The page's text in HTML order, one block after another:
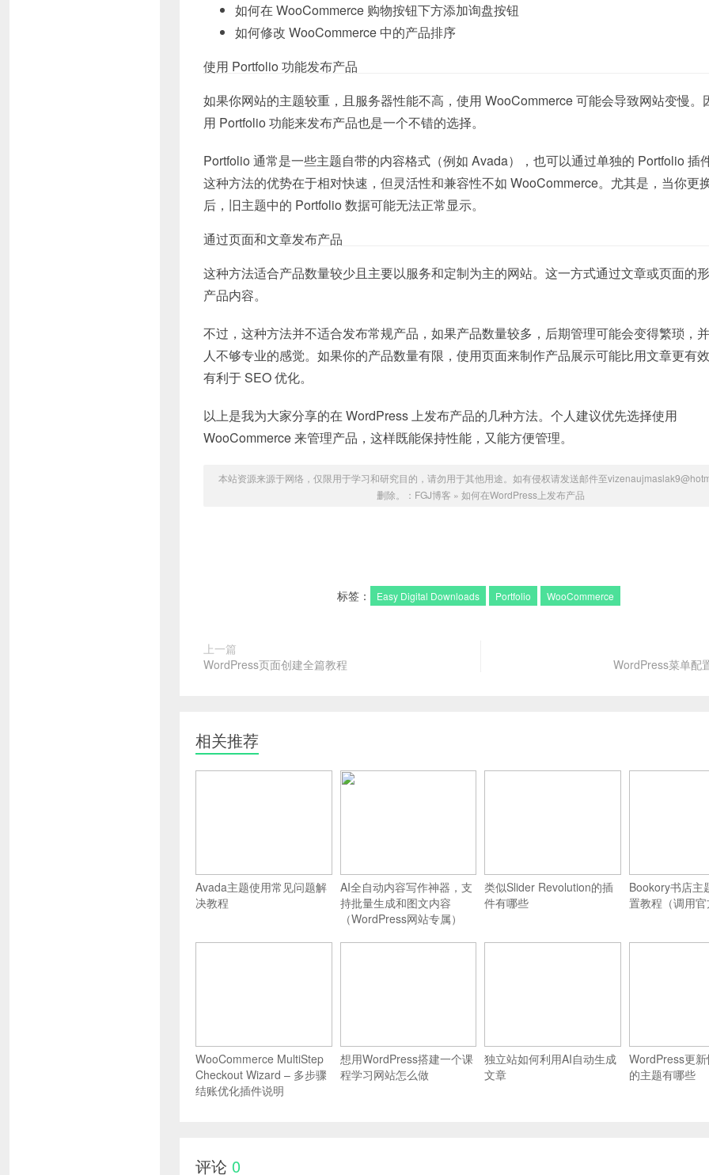
如何在 WooCommerce 购物按钮下方添加询盘按钮
如何修改 WooCommerce 中的产品排序
使用 Portfolio 功能发布产品
如果你网站的主题较重，且服务器性能不高，使用 WooCommerce 可能会导致网站变慢。
用 Portfolio 功能来发布产品也是一个不错的选择。
Portfolio 通常是一些主题自带的内容格式（例如 Avada），也可以通过单独的 Portfolio 插
这种方法的优势在于相对快速，但灵活性和兼容性不如 WooCommerce。尤其是，当你更
后，旧主题中的 Portfolio 数据可能无法正常显示。
通过页面和文章发布产品
这种方法适合产品数量较少且主要以服务和定制为主的网站。这一方式通过文章或页面的
产品内容。
不过，这种方法并不适合发布常规产品，如果产品数量较多，后期管理可能会变得繁琐，
人不够专业的感觉。如果你的产品数量有限，使用页面来制作产品展示可能比用文章更有
有利于 SEO 优化。
以上是我为大家分享的在 WordPress 上发布产品的几种方法。个人建议优先选择使用
WooCommerce 来管理产品，这样既能保持性能，又能方便管理。
本站资源来源于网络，仅限用于学习和研究目的，请勿用于其他用途。如有侵权请发送邮件至
删除。： FGJ博客 » 如何在WordPress上发布产品
标签： Easy ‌Digital Downloads Portfolio WooCommerce
上一篇
WordPress页面创建全篇教程
WordPress菜单配
相关推荐
Avada主题使用常见问题解
决教程
AI全自动内容写作神器，支
持批量生成和图文内容
（WordPress网站专属）
类似Slider Revolution的插
件有哪些
Bookory书店主
置教程（调用
WooCommerce MultiStep
Checkout Wizard – 多步骤
结账优化插件说明
想用WordPress搭建一个课
程学习网站怎么做
独立站如何利用AI自动生成
文章
WordPress更
的主题有哪些
评论 0